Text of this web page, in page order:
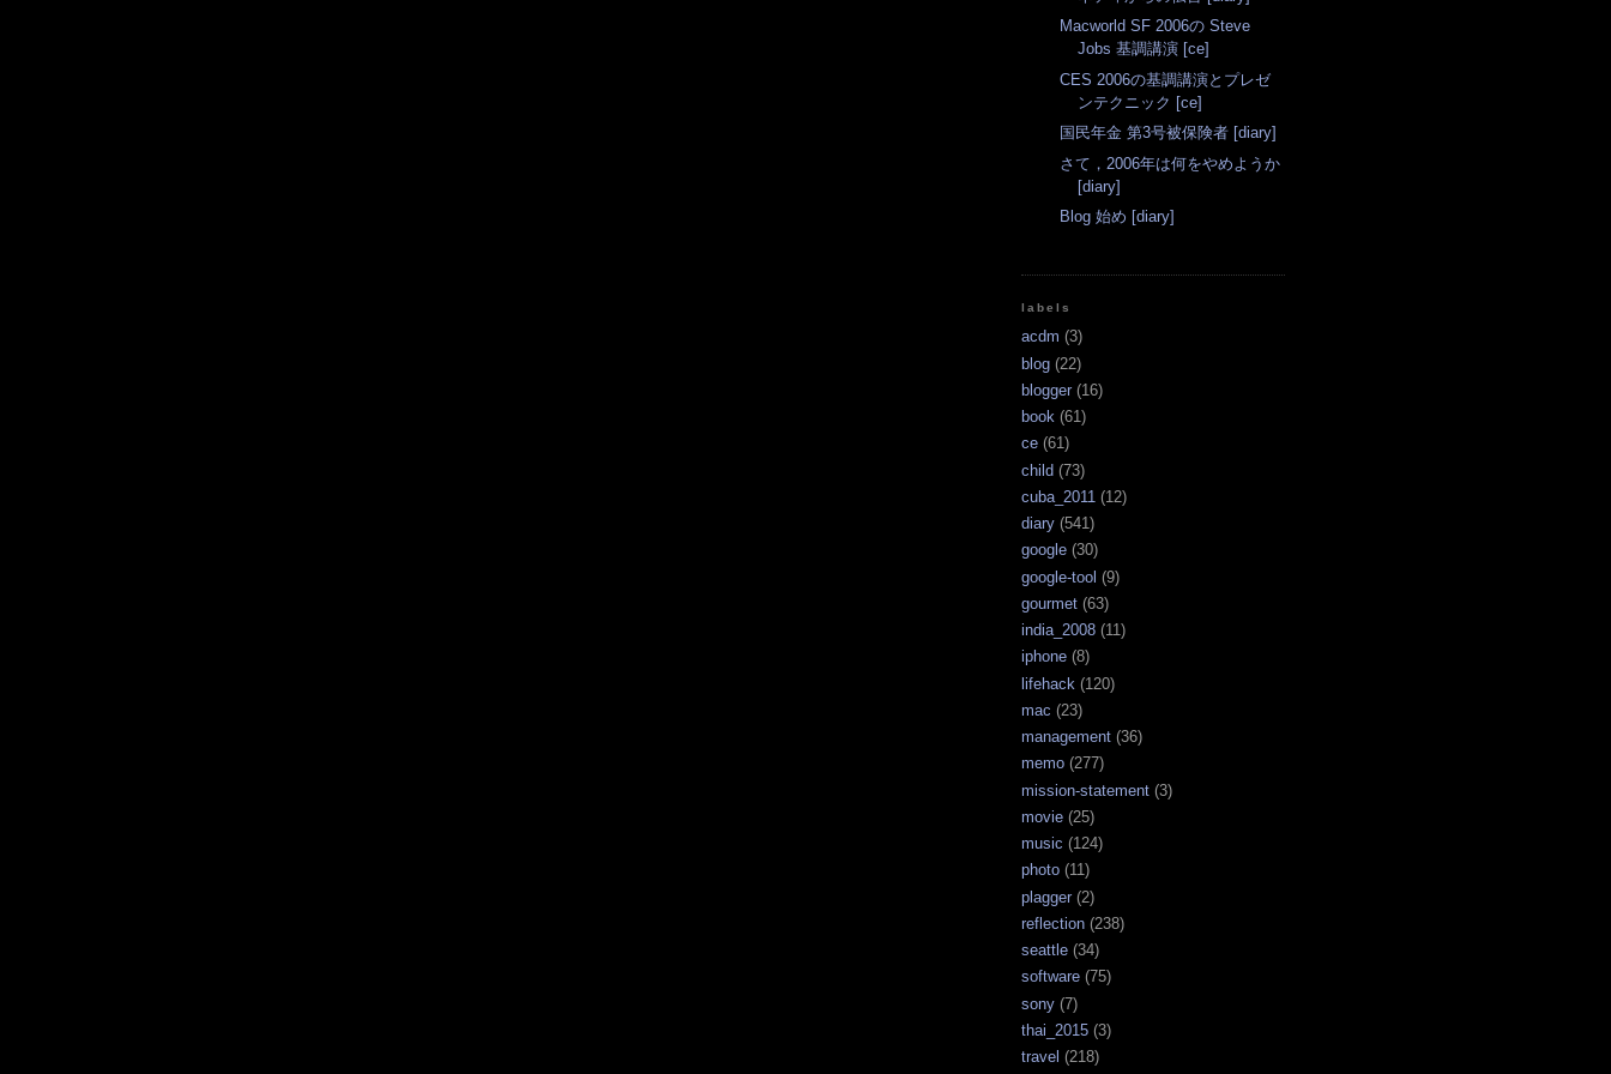
Macworld SF 2006の Steve
Jobs 基調講演 [ce]
CES 2006の基調講演とプレゼ
ンテクニック [ce]
国民年金 第3号被保険者 [diary]
さて，2006年は何をやめようか
[diary]
Blog 始め [diary]
labels
acdm (3)
blog (22)
blogger (16)
book (61)
ce (61)
child (73)
cuba_2011 (12)
diary (541)
google (30)
google-tool (9)
gourmet (63)
india_2008 (11)
iphone (8)
lifehack (120)
mac (23)
management (36)
memo (277)
mission-statement (3)
movie (25)
music (124)
photo (11)
plagger (2)
reflection (238)
seattle (34)
software (75)
sony (7)
thai_2015 (3)
travel (218)